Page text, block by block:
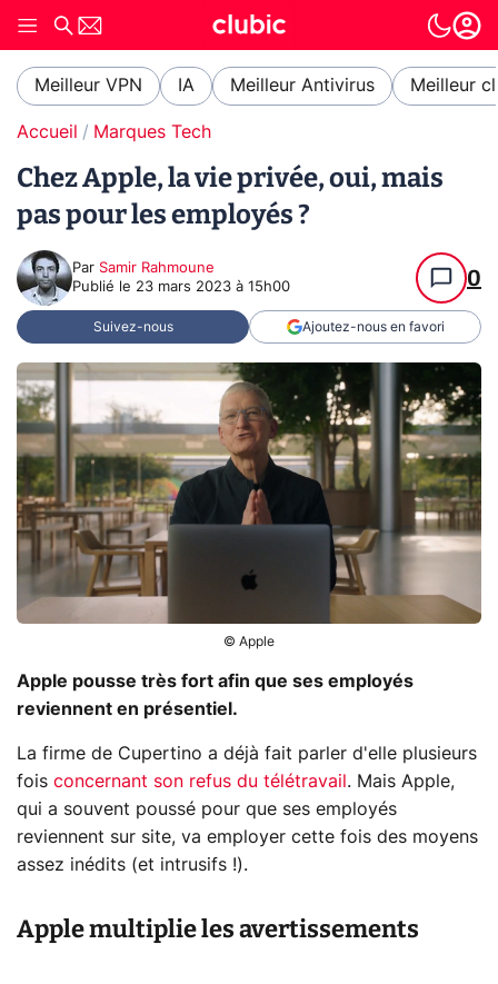
Meilleur VPN IA Meilleur Antivirus Meilleur
Accueil Marques Tech
Chez Apple, la vie privée, oui, mais
pas pour les employés ?
Par Samir Rahmoune
Publié le 23 mars 2023 à 15h00 0
Suivez-nous Ajoutez-nous en favori
© Apple
Apple pousse très fort afin que ses employés
reviennent en présentiel.
La firme de Cupertino a déjà fait parler d'elle plusieurs
fois concernant son refus du télétravail . Mais Apple,
qui a souvent poussé pour que ses employés
reviennent sur site, va employer cette fois des moyens
assez inédits (et intrusifs !).
Apple multiplie les avertissements